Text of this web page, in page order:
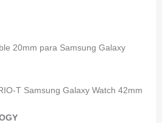
20mm para Samsung Galaxy
T Samsung Galaxy Watch 42mm